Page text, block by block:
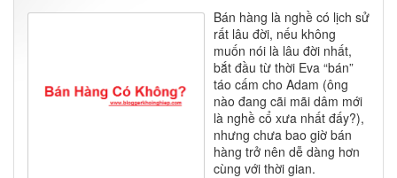
Bán hàng là nghề có lịch sử
rất lâu đời, nếu không
muốn nói là lâu đời nhất,
bắt đầu từ thời Eva “bán”
táo cấm cho Adam (ông
nào đang cãi mãi dâm mới
là nghề cổ xưa nhất đấy?),
nhưng chưa bao giờ bán
hàng trở nên dễ dàng hơn
cùng với thời gian.